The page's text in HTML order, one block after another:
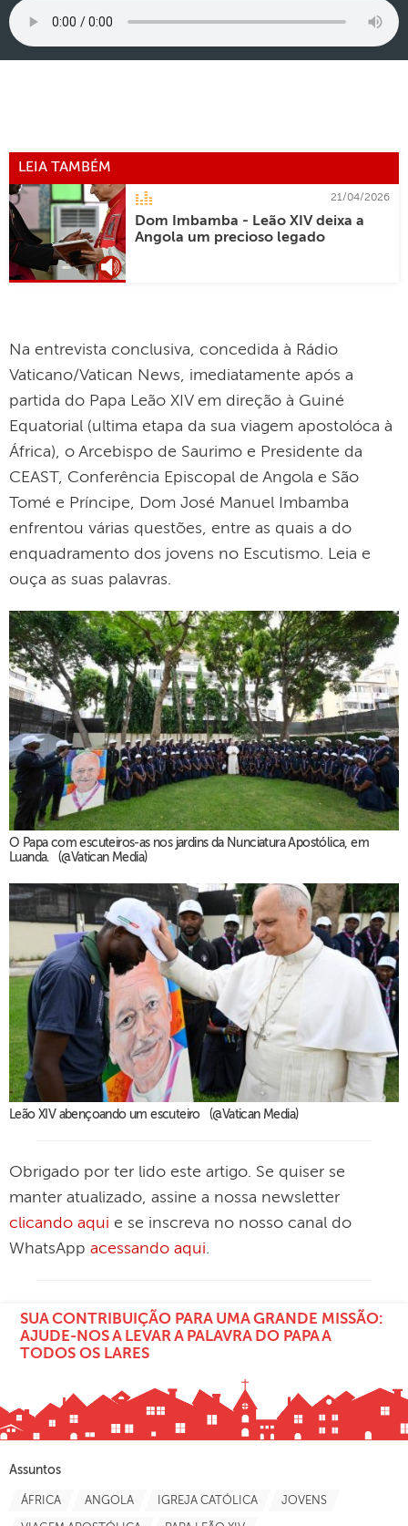
LEIA TAMBÉM
21/04/2026
Dom Imbamba - Leão XIV deixa a
Angola um precioso legado
Na entrevista conclusiva, concedida à Rádio
Vaticano/Vatican News, imediatamente após a
partida do Papa Leão XIV em direção à Guiné
Equatorial (ultima etapa da sua viagem apostolóca à
África), o Arcebispo de Saurimo e Presidente da
CEAST, Conferência Episcopal de Angola e São
Tomé e Príncipe, Dom José Manuel Imbamba
enfrentou várias questões, entre as quais a do
enquadramento dos jovens no Escutismo. Leia e
ouça as suas palavras.
O Papa com escuteiros-as nos jardins da Nunciatura Apostólica, em
Luanda. (@Vatican Media)
Leão XIV abençoando um escuteiro (@Vatican Media)
Obrigado por ter lido este artigo. Se quiser se
manter atualizado, assine a nossa newsletter
clicando aqui e se inscreva no nosso canal do
WhatsApp acessando aqui.
SUA CONTRIBUIÇÃO PARA UMA GRANDE MISSÃO:
AJUDE-NOS A LEVAR A PALAVRA DO PAPA A
TODOS OS LARES
Assuntos
ÁFRICA ANGOLA IGREJA CATÓLICA JOVENS